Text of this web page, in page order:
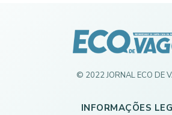
© 2022 JORNAL ECO DE
INFORMAÇÕES